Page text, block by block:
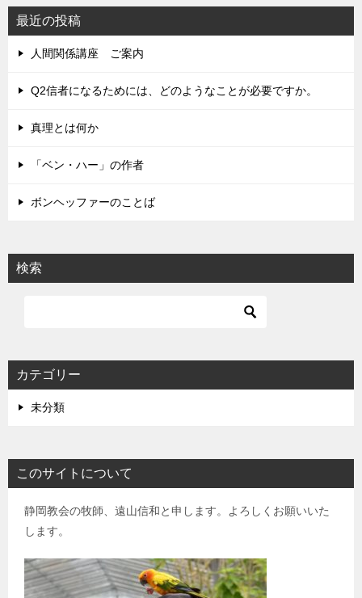
ビ
ゲ
ー
シ
最近の投稿
人間関係講座 ご案内
Q2信者になるためには、どのようなことが必要ですか。
真理とは何か
「ベン・ハー」の作者
ボンヘッファーのことば
検索
カテゴリー
未分類
このサイトについて
静岡教会の牧師、遠山信和と申します。よろしくお願いいた
します。